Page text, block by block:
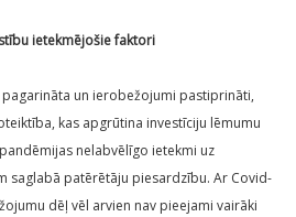
ietekmējošie faktori
un ierobežojumi pastiprināti,
kas apgrūtina investīciju lēmumu
nelabvēlīgo ietekmi uz
saglabā patērētāju piesardzību. Ar Covid-
dēļ vēl arvien nav pieejami vairāki